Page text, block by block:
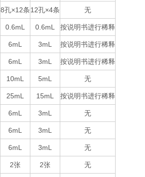
8孔×12条 12孔×4条 无
0.6mL 0.6mL 按说明书进行稀释
6mL 3mL 按说明书进行稀释
6mL 3mL 按说明书进行稀释
10mL 5mL 无
25mL 15mL 按说明书进行稀释
6mL 3mL 无
6mL 3mL 无
6mL 3mL 无
2张 2张 无